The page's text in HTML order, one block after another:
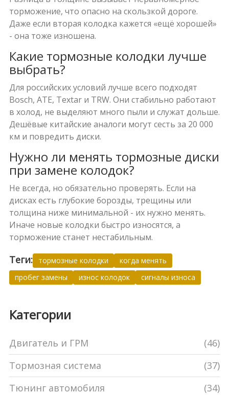
торможение, что опасно на скользкой дороге.
Даже если вторая колодка кажется «ещё хорошей»
- она тоже изношена.
Какие тормозные колодки лучше
выбрать?
Для российских условий лучше всего подходят
Bosch, ATE, Textar и TRW. Они стабильно работают
в холод, не выделяют много пыли и служат дольше.
Дешёвые китайские аналоги могут сесть за 20 000
км и повредить диски.
Нужно ли менять тормозные диски
при замене колодок?
Не всегда, но обязательно проверять. Если на
дисках есть глубокие борозды, трещины или
толщина ниже минимальной - их нужно менять.
Иначе новые колодки быстро износятся, а
торможение станет нестабильным.
Теги: тормозные колодки
когда менять
пробег замены
износ колодок сигналы износа
Категории
Двигатель и ГРМ
(46)
Тормозная система
(37)
Тюнинг автомобиля
(34)